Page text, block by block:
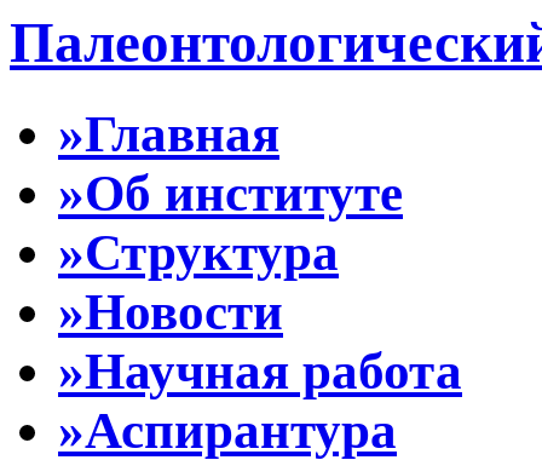
»Главная
»Об институте
»Структура
»Новости
»Научная работа
»Аспирантура